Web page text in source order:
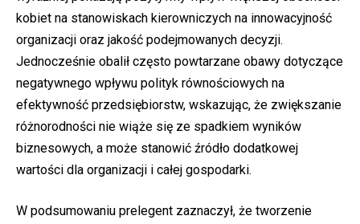
kobiet na stanowiskach kierowniczych na innowacyjność
organizacji oraz jakość podejmowanych decyzji.
Jednocześnie obalił często powtarzane obawy dotyczące
negatywnego wpływu polityk równościowych na
efektywność przedsiębiorstw, wskazując, że zwiększanie
różnorodności nie wiąże się ze spadkiem wyników
biznesowych, a może stanowić źródło dodatkowej
wartości dla organizacji i całej gospodarki.
W podsumowaniu prelegent zaznaczył, że tworzenie